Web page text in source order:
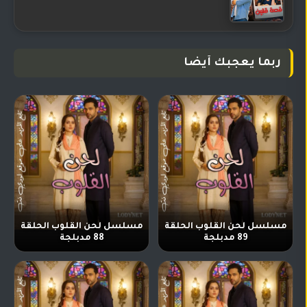
ربما يعجبك أيضا
مسلسل لحن القلوب الحلقة
89 مدبلجة
مسلسل لحن القلوب الحلقة
88 مدبلجة